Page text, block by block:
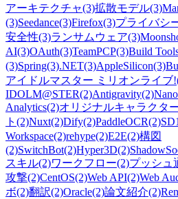
アーキテクチャ(3)拡散モデル(3)
(3)Seedance(3)Firefox(3)プライバシ
安全性(3)ランサムウェア(3)
AI(3)OAuth(3)TeamPCP(3)Build
(3)Spring(3).NET(3)AppleSilicon(3)
アイドルマスター ミリオンライブ!
IDOLM@STER(2)Antigravity(2)
Analytics(2)オリジナルキャラクタ
ト (2)Nuxt(2)Dify(2)PaddleOCR(2)
Workspace(2)rehype(2)E2E(2)構図
(2)SwitchBot(2)Hyper3D(2)
スキル(2)ワークフロー(2)プッシュ
攻撃(2)CentOS(2)Web API(2)Web
ボ(2)翻訳(2)Oracle(2)論文紹介(2)